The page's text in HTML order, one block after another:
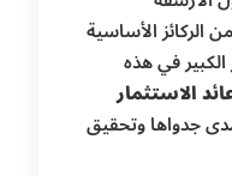
الركائز الأساسية
في هذه
الاستثمار
جدواها وتحقيق